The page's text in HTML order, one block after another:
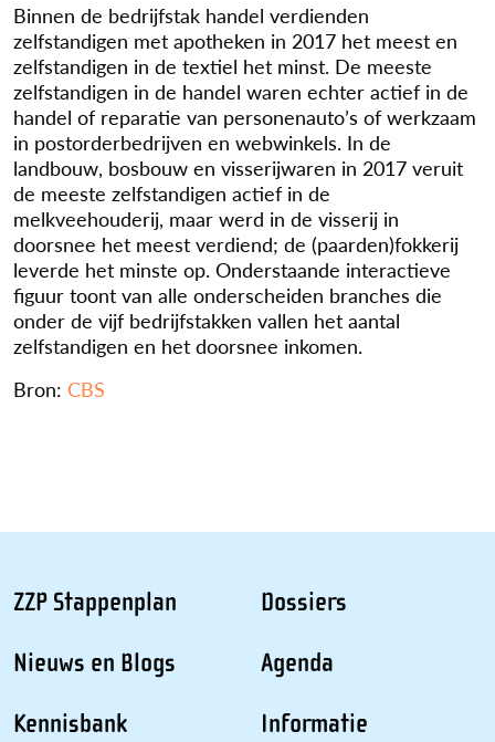
Binnen de bedrijfstak handel verdienden
zelfstandigen met apotheken in 2017 het meest en
zelfstandigen in de textiel het minst. De meeste
zelfstandigen in de handel waren echter actief in de
handel of reparatie van personenauto’s of werkzaam
in postorderbedrijven en webwinkels. In de
landbouw, bosbouw en visserijwaren in 2017 veruit
de meeste zelfstandigen actief in de
melkveehouderij, maar werd in de visserij in
doorsnee het meest verdiend; de (paarden)fokkerij
leverde het minste op. Onderstaande interactieve
figuur toont van alle onderscheiden branches die
onder de vijf bedrijfstakken vallen het aantal
zelfstandigen en het doorsnee inkomen.
Bron: CBS
ZZP Stappenplan
Nieuws en Blogs
Kennisbank
Dossiers
Agenda
Informatie